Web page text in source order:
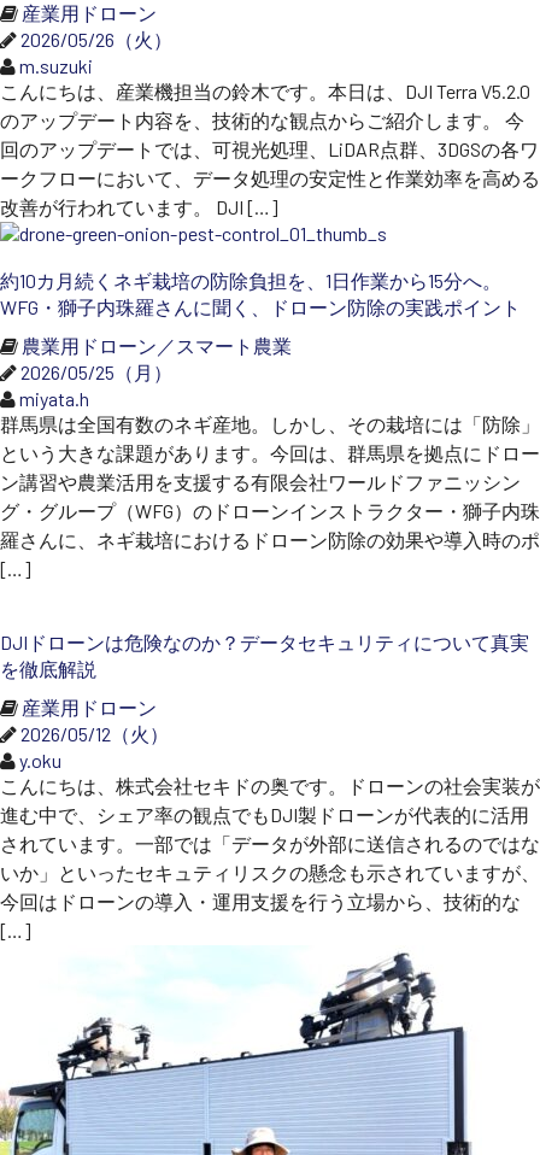
産業用ドローン
2026/05/26（火）
m.suzuki
こんにちは、産業機担当の鈴木です。本日は、DJI Terra V5.2.0
のアップデート内容を、技術的な観点からご紹介します。 今
回のアップデートでは、可視光処理、LiDAR点群、3DGSの各ワ
ークフローにおいて、データ処理の安定性と作業効率を高める
改善が行われています。 DJI […]
約10カ月続くネギ栽培の防除負担を、1日作業から15分へ。
WFG・獅子内珠羅さんに聞く、ドローン防除の実践ポイント
農業用ドローン／スマート農業
2026/05/25（月）
miyata.h
群馬県は全国有数のネギ産地。しかし、その栽培には「防除」
という大きな課題があります。今回は、群馬県を拠点にドロー
ン講習や農業活用を支援する有限会社ワールドファニッシン
グ・グループ（WFG）のドローンインストラクター・獅子内珠
羅さんに、ネギ栽培におけるドローン防除の効果や導入時のポ
[…]
DJIドローンは危険なのか？データセキュリティについて真実
を徹底解説
産業用ドローン
2026/05/12（火）
y.oku
こんにちは、株式会社セキドの奥です。ドローンの社会実装が
進む中で、シェア率の観点でもDJI製ドローンが代表的に活用
されています。一部では「データが外部に送信されるのではな
いか」といったセキュティリスクの懸念も示されていますが、
今回はドローンの導入・運用支援を行う立場から、技術的な
[…]